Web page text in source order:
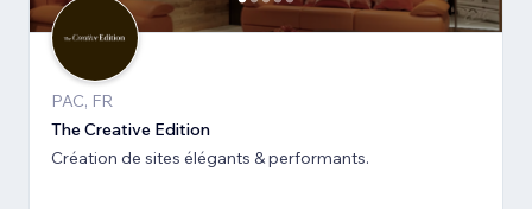
PAC, FR
The Creative Edition
Création de sites élégants & performants.